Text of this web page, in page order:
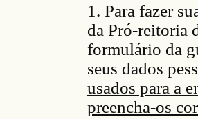
1. Para fazer
da Pró-reitoria
formulário da
seus dados
usados para a
preencha-os